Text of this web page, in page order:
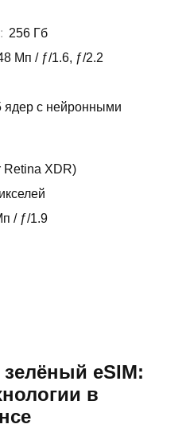
256 Гб
Мп / ƒ/1.6, ƒ/2.2
ядер с нейронными
Retina XDR)
/ ƒ/1.9
eSIM:
в